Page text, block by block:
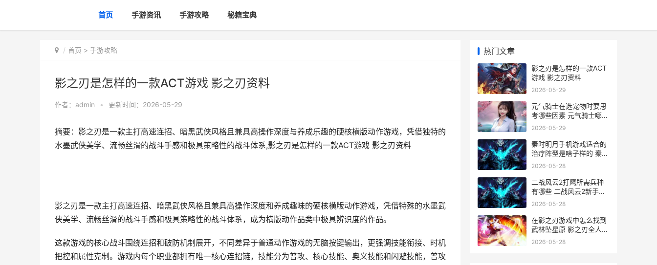
首页 手游资讯 手游攻略 秘籍宝典
首页 > 手游攻略
影之刃是怎样的一款ACT游戏 影之刃资料
作者： admin • 更新时间：2026-05-29
摘要：影之刃是一款主打高速连招、暗黑武侠风格且兼具高操作深度与养成乐趣的硬核横版动作游戏，凭借独特的
水墨武侠美学、流畅丝滑的战斗手感和极具策略性的战斗体系,影之刃是怎样的一款ACT游戏 影之刃资料
影之刃是一款主打高速连招、暗黑武侠风格且兼具高操作深度和养成趣味的硬核横版动作游戏，凭借特殊的水墨武
侠美学、流畅丝滑的战斗手感和极具策略性的战斗体系，成为横版动作品类中极具辨识度的作品。
这款游戏的核心战斗围绕连招和破防机制展开，不同差异于普通动作游戏的无脑按键输出，更强调技能衔接、时机
把控和属性克制。游戏内每个职业都拥有唯一核心连招链，技能分为普攻、核心技能、奥义技能和闪避技能，普攻
热门文章
影之刃是怎样的一款ACT
游戏 影之刃资料
2026-05-29
元气骑士在选宠物时要思
考哪些因素 元气骑士哪换
宠物
2026-05-29
秦时明月手机游戏适合的
治疗阵型是啥子样的 秦时
明月hd手游官网
2026-05-28
二战风云2打鹰所需兵种
有哪些 二战风云2新手打
鹰配置
2026-05-28
在影之刃游戏中怎么找到
武林坠星原 影之刃全人物
介绍
2026-05-28